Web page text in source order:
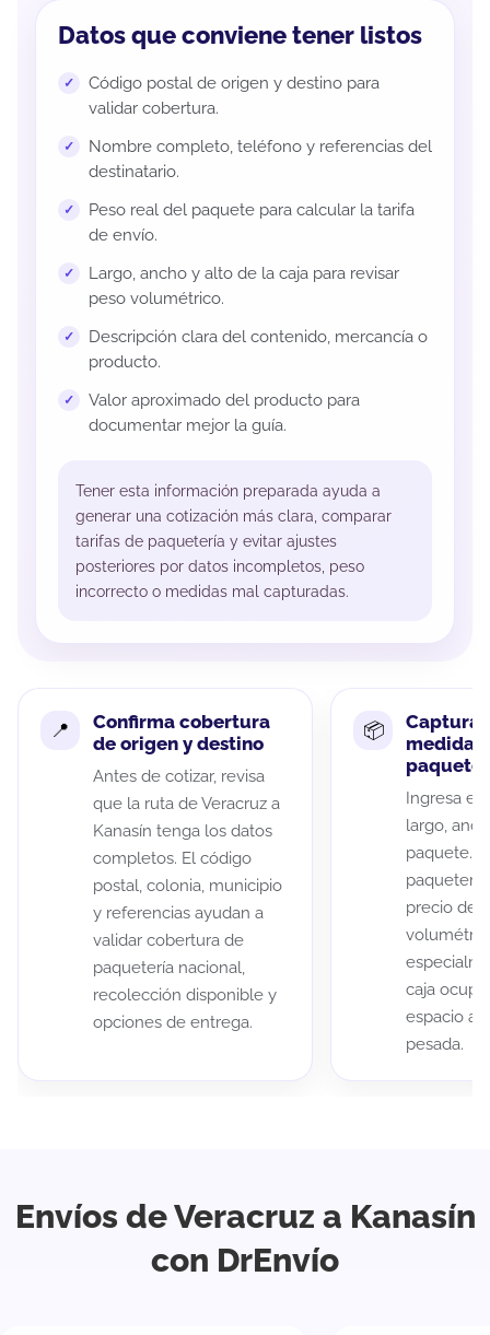
Datos que conviene tener listos
Código postal de origen y destino para
validar cobertura.
Nombre completo, teléfono y referencias del
destinatario.
Peso real del paquete para calcular la tarifa
de envío.
Largo, ancho y alto de la caja para revisar
peso volumétrico.
Descripción clara del contenido, mercancía o
producto.
Valor aproximado del producto para
documentar mejor la guía.
Tener esta información preparada ayuda a
generar una cotización más clara, comparar
tarifas de paquetería y evitar ajustes
posteriores por datos incompletos, peso
incorrecto o medidas mal capturadas.
Confirma cobertura
de origen y destino
Antes de cotizar, revisa
que la ruta de Veracruz a
Kanasín tenga los datos
completos. El código
postal, colonia, municipio
y referencias ayudan a
validar cobertura de
paquetería nacional,
recolección disponible y
opciones de entrega.
Captura
medidas
paquete
Ingresa el
largo,
paquete.
precio de
caja
espacio
pesada.
Envíos de Veracruz a Kanasín
con DrEnvío